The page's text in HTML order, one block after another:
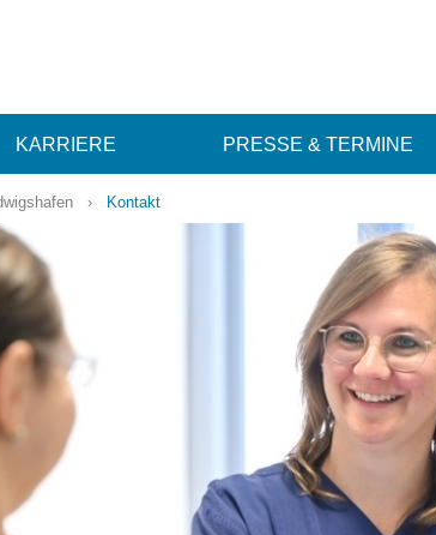
KARRIERE PRESSE & TERMINE
› Kontakt